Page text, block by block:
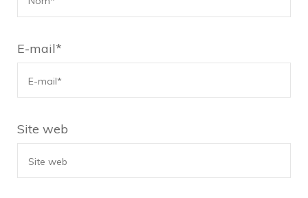
E-mail*
Site web